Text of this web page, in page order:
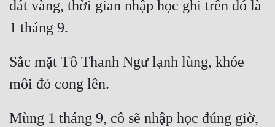
dát vàng, thời gian nhập học ghi trên đó là
1 tháng 9.
Sắc mặt Tô Thanh Ngư lạnh lùng, khóe
môi đỏ cong lên.
Mùng 1 tháng 9, cô sẽ nhập học đúng giờ,